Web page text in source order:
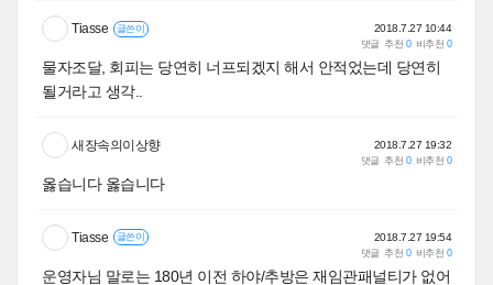
Tiasse 글쓴이 2018.7.27 10:44
댓글 추천 0 비추천 0
물자조달, 회피는 당연히 너프되겠지 해서 안적었는데 당연히
될거라고 생각..
새장속의이상향 2018.7.27 19:32
댓글 추천 0 비추천 0
옳습니다 옳습니다
Tiasse 글쓴이 2018.7.27 19:54
댓글 추천 0 비추천 0
운영자님 말로는 180년 이전 하야/추방은 재임관패널티가 없어